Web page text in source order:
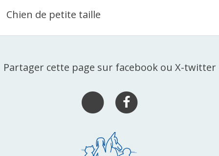
Chien de petite taille
Partager cette page sur facebook ou X-twitter